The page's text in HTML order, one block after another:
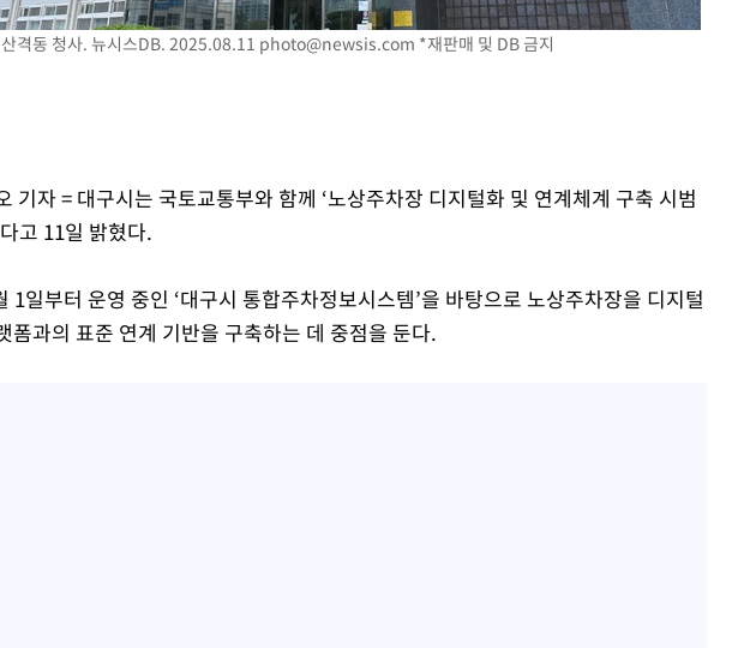
내린 6296.38 마감
1423.8원 마감
격동 청사. 뉴시스DB. 2025.08.11 photo@newsis.com *재판매 및 DB 금지
기자 = 대구시는 국토교통부와 함께 ‘노상주차장 디지털화 및 연계체계 구축 시범
고 11일 밝혔다.
1일부터 운영 중인 ‘대구시 통합주차정보시스템’을 바탕으로 노상주차장을 디지털
폼과의 표준 연계 기반을 구축하는 데 중점을 둔다.